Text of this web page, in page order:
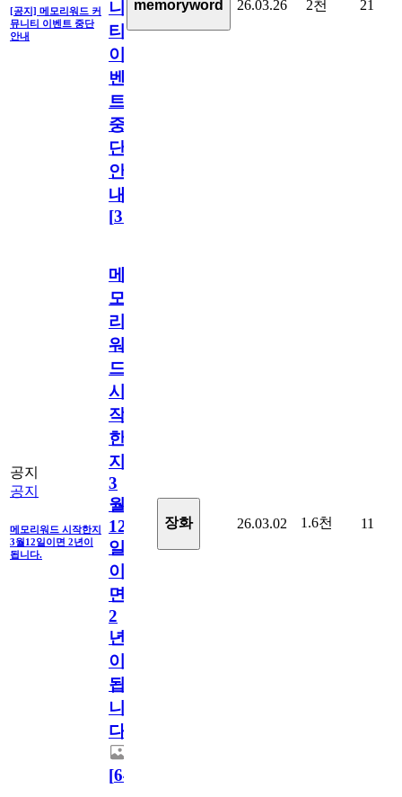
[공지] 메모리워드 커
뮤니티 이벤트 중단
안내
니
티
이
벤
트
중
단
안
내
[31
memoryword 26.03.26 2천 21
공지
공지
메모리워드 시작한지
3월12일이면 2년이
됩니다.
메
모
리
워
드
시
작
한
지
3
월
12
일
이
면
2
년
이
됩
니
다.
[64
장화 26.03.02 1.6천 11